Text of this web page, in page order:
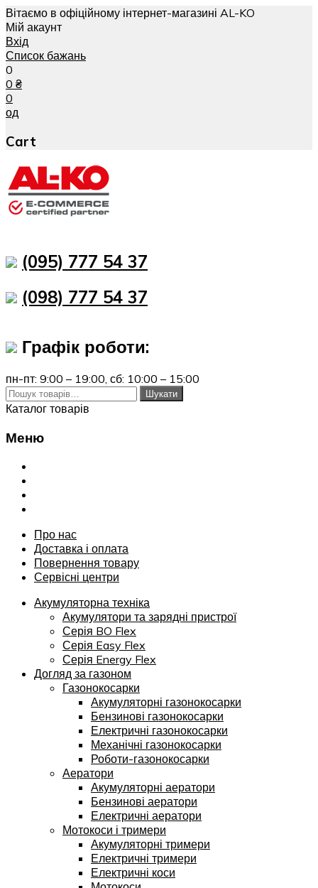
Вітаємо в офіційному інтернет-магазині AL-KO
Мій акаунт
Вхід
Список бажань
0
0 ₴
0
од
Cart
(095) 777 54 37
(098) 777 54 37
Графік роботи:
пн-пт: 9:00 – 19:00, сб: 10:00 – 15:00
Шукати:
Шукати
Каталог товарів
Меню
Переглянути
Про нас
Доставка і оплата
Повернення товару
Сервісні центри
Акумуляторна техніка
Акумулятори та зарядні пристрої
Серія BO Flex
Серія Easy Flex
Серія Energy Flex
Догляд за газоном
Газонокосарки
Акумуляторні газонокосарки
Бензинові газонокосарки
Електричні газонокосарки
Механічні газонокосарки
Роботи-газонокосарки
Аератори
Акумуляторні аератори
Бензинові аератори
Електричні аератори
Мотокоси і тримери
Акумуляторні тримери
Електричні тримери
Електричні коси